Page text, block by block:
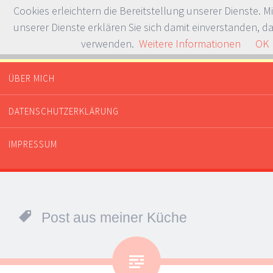
Whataboutdessert.com
SPRINGE ZUM INHALT
ÜBER MICH
DATENSCHUTZERKLÄRUNG
IMPRESSUM
Post aus meiner Küche
Cookies erleichtern die Bereitstellung unserer Dienste.
unserer Dienste erklären Sie sich damit einverstanden,
verwenden. Weitere Informationen OK